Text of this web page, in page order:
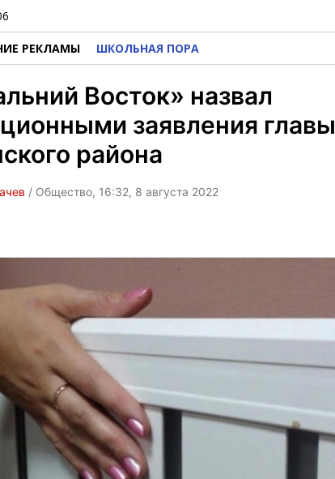
РЕКЛАМЫ ШКОЛЬНАЯ ПОРА
Восток» назвал
заявления главы
района
/ Общество, 16:32, 8 августа 2022